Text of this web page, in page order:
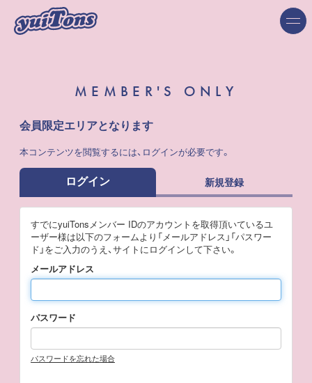
MEMBER'S ONLY
会員限定エリアとなります
本コンテンツを閲覧するには、ログインが必要です。
ログイン 新規登録
すでにyuiTonsメンバー IDのアカウントを取得頂いているユ
ーザー様は以下のフォームより「メールアドレス」「パスワー
ド」をご入力のうえ、サイトにログインして下さい。
メールアドレス
パスワード
パスワードを忘れた場合